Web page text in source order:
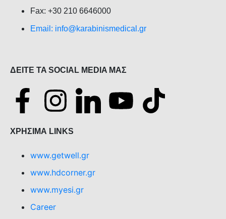
Fax: +30 210 6646000
Email: info@karabinismedical.gr
ΔEITE TA SOCIAL MEDIA ΜΑΣ
ΧΡΗΣΙΜΑ LINKS
www.getwell.gr
www.hdcorner.gr
www.myesi.gr
Career